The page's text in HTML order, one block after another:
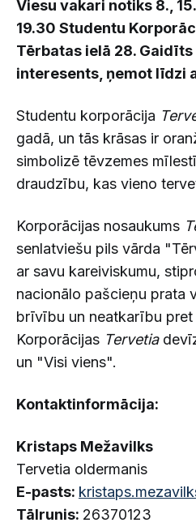
Viesu vakari notiks 8.,
19.30 Studentu
Tērbatas ielā 28.
interesents, ņemot līdzi
Studentu korporācija
gadā, un tās krāsas ir
simbolizē tēvzemes
draudzību, kas vieno
Korporācijas nosaukums
senlatviešu pils vārda
ar savu kareiviskumu,
nacionālo pašcieņu prata
brīvību un neatkarību pret
Korporācijas Tervetia
un "Visi viens".
Kontaktinformācija:
Kristaps Mežavilks
Tervetia oldermanis
E-pasts:
Tālrunis: 26370123